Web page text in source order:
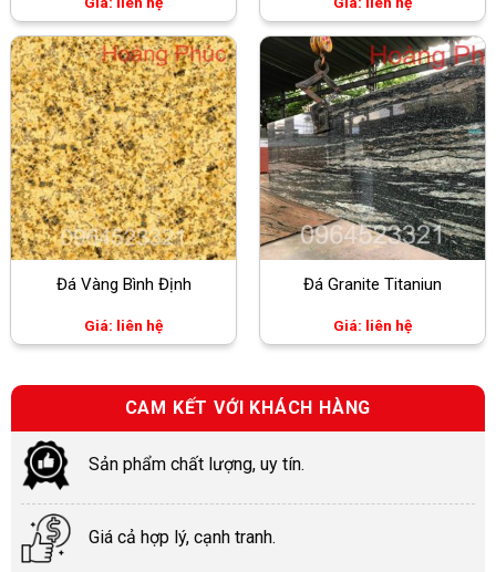
Đá Vàng Bình Định
Giá: liên hệ
Đá Granite Titaniun
Giá: liên hệ
CAM KẾT VỚI KHÁCH HÀNG
Sản phẩm chất lượng, uy tín.
Giá cả hợp lý, cạnh tranh.